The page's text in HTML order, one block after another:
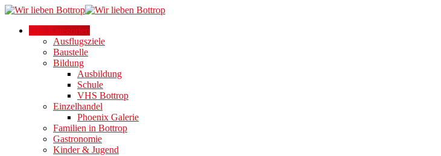
Alle Kategorien
Ausflugsziele
Baustelle
Bildung
Ausbildung
Schule
VHS Bottrop
Einzelhandel
Phoenix Galerie
Familien in Bottrop
Gastronomie
Kinder & Jugend